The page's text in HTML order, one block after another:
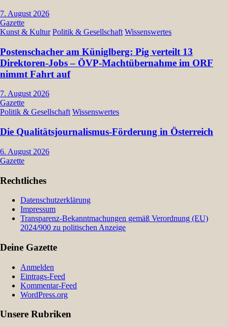
7. August 2026
Gazette
Kunst & Kultur Politik & Gesellschaft Wissenswertes
Postenschacher am Küniglberg: Pig verteilt 13
Direktoren-Jobs – ÖVP-Machtübernahme im ORF
nimmt Fahrt auf
7. August 2026
Gazette
Politik & Gesellschaft Wissenswertes
Die Qualitätsjournalismus-Förderung in Österreich
6. August 2026
Gazette
Rechtliches
Datenschutzerklärung
Impressum
Transparenz-Bekanntmachungen gemäß Verordnung (EU)
2024/900 zu politischen Anzeige
Deine Gazette
Anmelden
Eintrags-Feed
Kommentar-Feed
WordPress.org
Unsere Rubriken